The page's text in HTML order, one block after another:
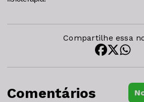
Compartilhe essa
Comentários